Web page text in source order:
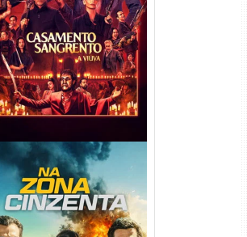
Sangrento: A
Torrent (2026) WEB-DL
1080p/4K Dual Áudio